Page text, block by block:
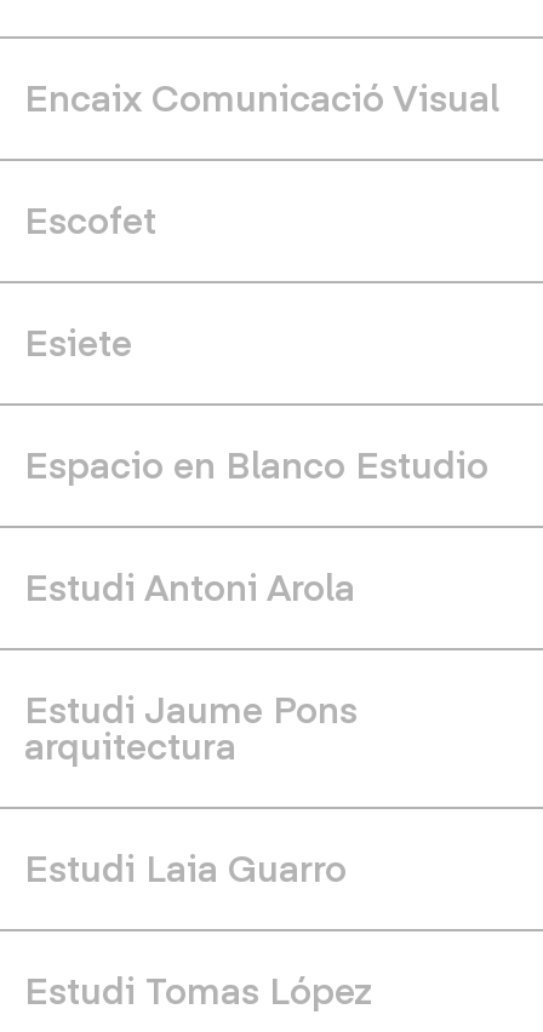
Encaix Comunicació Visual
Escofet
Esiete
Espacio en Blanco Estudio
Estudi Antoni Arola
Estudi Jaume Pons
arquitectura
Estudi Laia Guarro
Estudi Tomas López